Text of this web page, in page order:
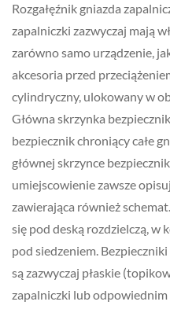
Rozgałęźnik gniazda
zapalniczki zazwyczaj mają
zarówno samo urządzenie,
akcesoria przed
cylindryczny, ulokowany w
Główna skrzynka
bezpiecznik chroniący całe
głównej skrzynce
umiejscowienie zawsze
zawierająca również
się pod deską rozdzielczą, w
pod siedzeniem.
są zazwyczaj płaskie
zapalniczki lub odpowiednim